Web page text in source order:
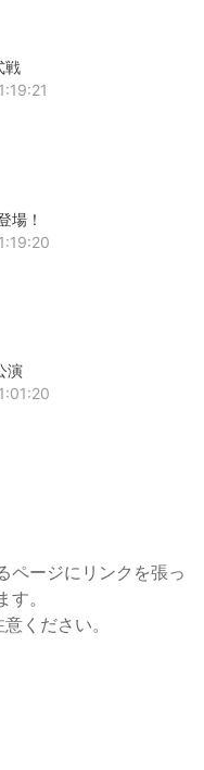
戦
場！
演
ページにリンクを張っ
。
ください。